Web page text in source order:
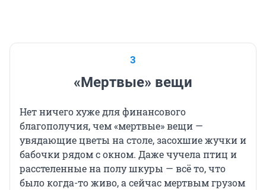
3
«Мертвые» вещи
Нет ничего хуже для финансового
благополучия, чем «мертвые» вещи —
увядающие цветы на столе, засохшие жучки и
бабочки рядом с окном. Даже чучела птиц и
расстеленные на полу шкуры — всё то, что
было когда-то живо, а сейчас мертвым грузом